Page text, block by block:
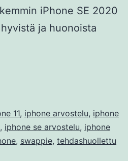
iPhone SE 2020
ja huonoista
11, iphone arvostelu, iphone
, iphone se arvostelu, iphone
, swappie, tehdashuollettu